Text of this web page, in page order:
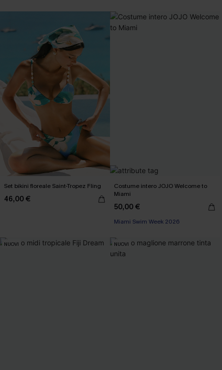
Set bikini floreale Saint-Tropez Fling
46,00 €
Costume intero JOJO Welcome to
Miami
50,00 €
3 articoli -15%
Miami Swim Week 2026
NUOVI NUOVI